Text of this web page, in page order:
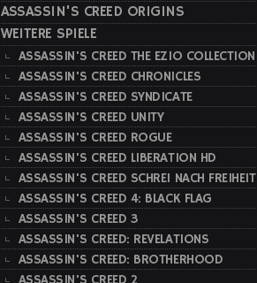
ASSASSIN'S CREED ORIGINS
WEITERE SPIELE
ASSASSIN'S CREED THE EZIO COLLECTION
ASSASSIN'S CREED CHRONICLES
ASSASSIN'S CREED SYNDICATE
ASSASSIN'S CREED UNITY
ASSASSIN'S CREED ROGUE
ASSASSIN'S CREED LIBERATION HD
ASSASSIN'S CREED SCHREI NACH FREIHEIT
ASSASSIN'S CREED 4: BLACK FLAG
ASSASSIN'S CREED 3
ASSASSIN'S CREED: REVELATIONS
ASSASSIN'S CREED: BROTHERHOOD